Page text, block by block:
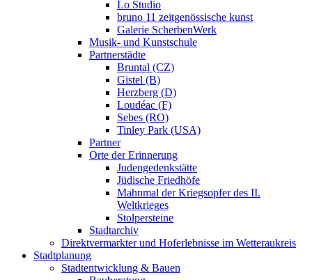
Lo Studio
bruno 11 zeitgenössische kunst
Galerie ScherbenWerk
Musik- und Kunstschule
Partnerstädte
Bruntal (CZ)
Gistel (B)
Herzberg (D)
Loudéac (F)
Sebes (RO)
Tinley Park (USA)
Partner
Orte der Erinnerung
Judengedenkstätte
Jüdische Friedhöfe
Mahnmal der Kriegsopfer des II.
Weltkrieges
Stolpersteine
Stadtarchiv
Direktvermarkter und Hoferlebnisse im Wetteraukreis
Stadtplanung
Stadtentwicklung & Bauen